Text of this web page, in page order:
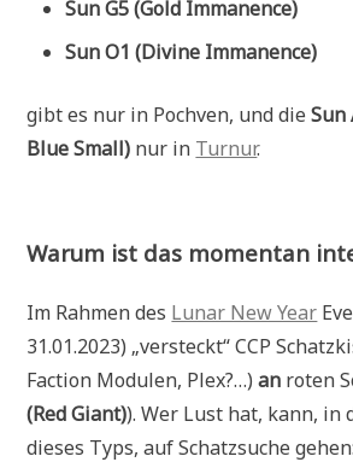
Sun G5 (Gold Immanence)
Sun O1 (Divine Immanence)
gibt es nur in Pochven, und dieSun
Blue Small) nur in Turnur.
Warum ist das momentan
Im Rahmen des Lunar New Year
31.01.2023) „versteckt“ CCP
Faction Modulen, Plex?…)an roten
(Red Giant)). Wer Lust hat, kann, in
dieses Typs, auf Schatzsuche gehen: